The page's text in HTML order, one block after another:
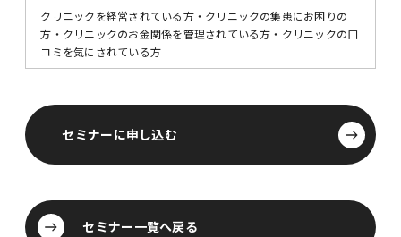
クリニックを経営されている方・クリニックの集患にお困りの
方・クリニックのお金関係を管理されている方・クリニックの口
コミを気にされている方
セミナーに申し込む
セミナー一覧へ戻る
セミナー一覧へ戻る